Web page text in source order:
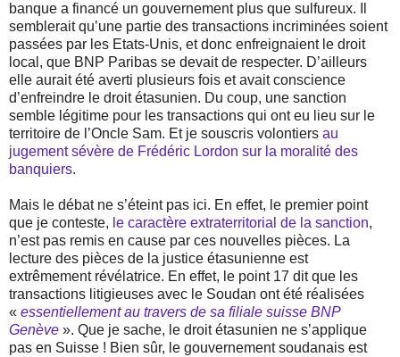
banque a financé un gouvernement plus que sulfureux. Il
semblerait qu’une partie des transactions incriminées soient
passées par les Etats-Unis, et donc enfreignaient le droit
local, que BNP Paribas se devait de respecter. D’ailleurs
elle aurait été averti plusieurs fois et avait conscience
d’enfreindre le droit étasunien. Du coup, une sanction
semble légitime pour les transactions qui ont eu lieu sur le
territoire de l’Oncle Sam. Et je souscris volontiers au
jugement sévère de Frédéric Lordon sur la moralité des
banquiers.
Mais le débat ne s’éteint pas ici. En effet, le premier point
que je conteste, le caractère extraterritorial de la sanction,
n’est pas remis en cause par ces nouvelles pièces. La
lecture des pièces de la justice étasunienne est
extrêmement révélatrice. En effet, le point 17 dit que les
transactions litigieuses avec le Soudan ont été réalisées
« essentiellement au travers de sa filiale suisse BNP
Genève ». Que je sache, le droit étasunien ne s’applique
pas en Suisse ! Bien sûr, le gouvernement soudanais est